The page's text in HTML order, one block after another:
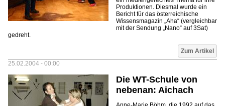
Produktionen. Diesmal wurde ein
Bericht für das österreichische
Wissensmagazin „Aha“ (vergleichbar
mit der Sendung „Nano“ auf 3Sat)
gedreht.
Zum Artikel
25.02.2004 - 00:00
Die WT-Schule von
nebenan: Aichach